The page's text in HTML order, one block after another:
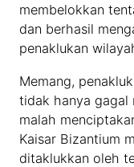
membelokkan
dan berhasil
penaklukan
Memang,
tidak hanya gagal
malah
Kaisar Bizantium
ditaklukkan oleh